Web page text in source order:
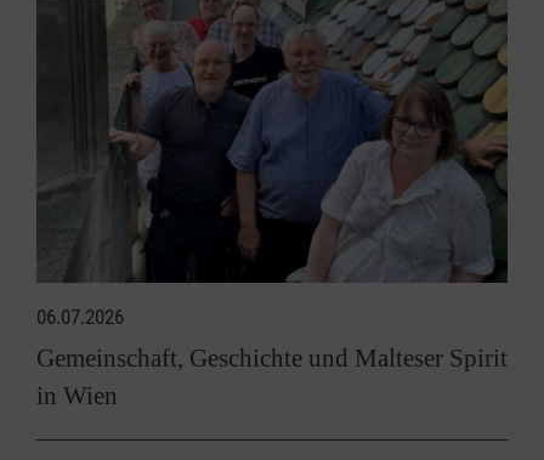
06.07.2026
Gemeinschaft, Geschichte und Malteser Spirit
in Wien